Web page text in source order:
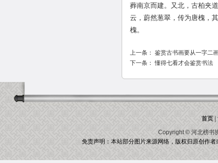
葬南京而建。又北，古柏夹
云，蔚然葱翠，传为唐槐，
槐。
上一条： 鉴赏古书画要从一字二
下一条：懂得七看才会鉴赏书法
首页|
Copyright © 河北榜书
免责声明：本站部分图片来源网络，版权归原创作